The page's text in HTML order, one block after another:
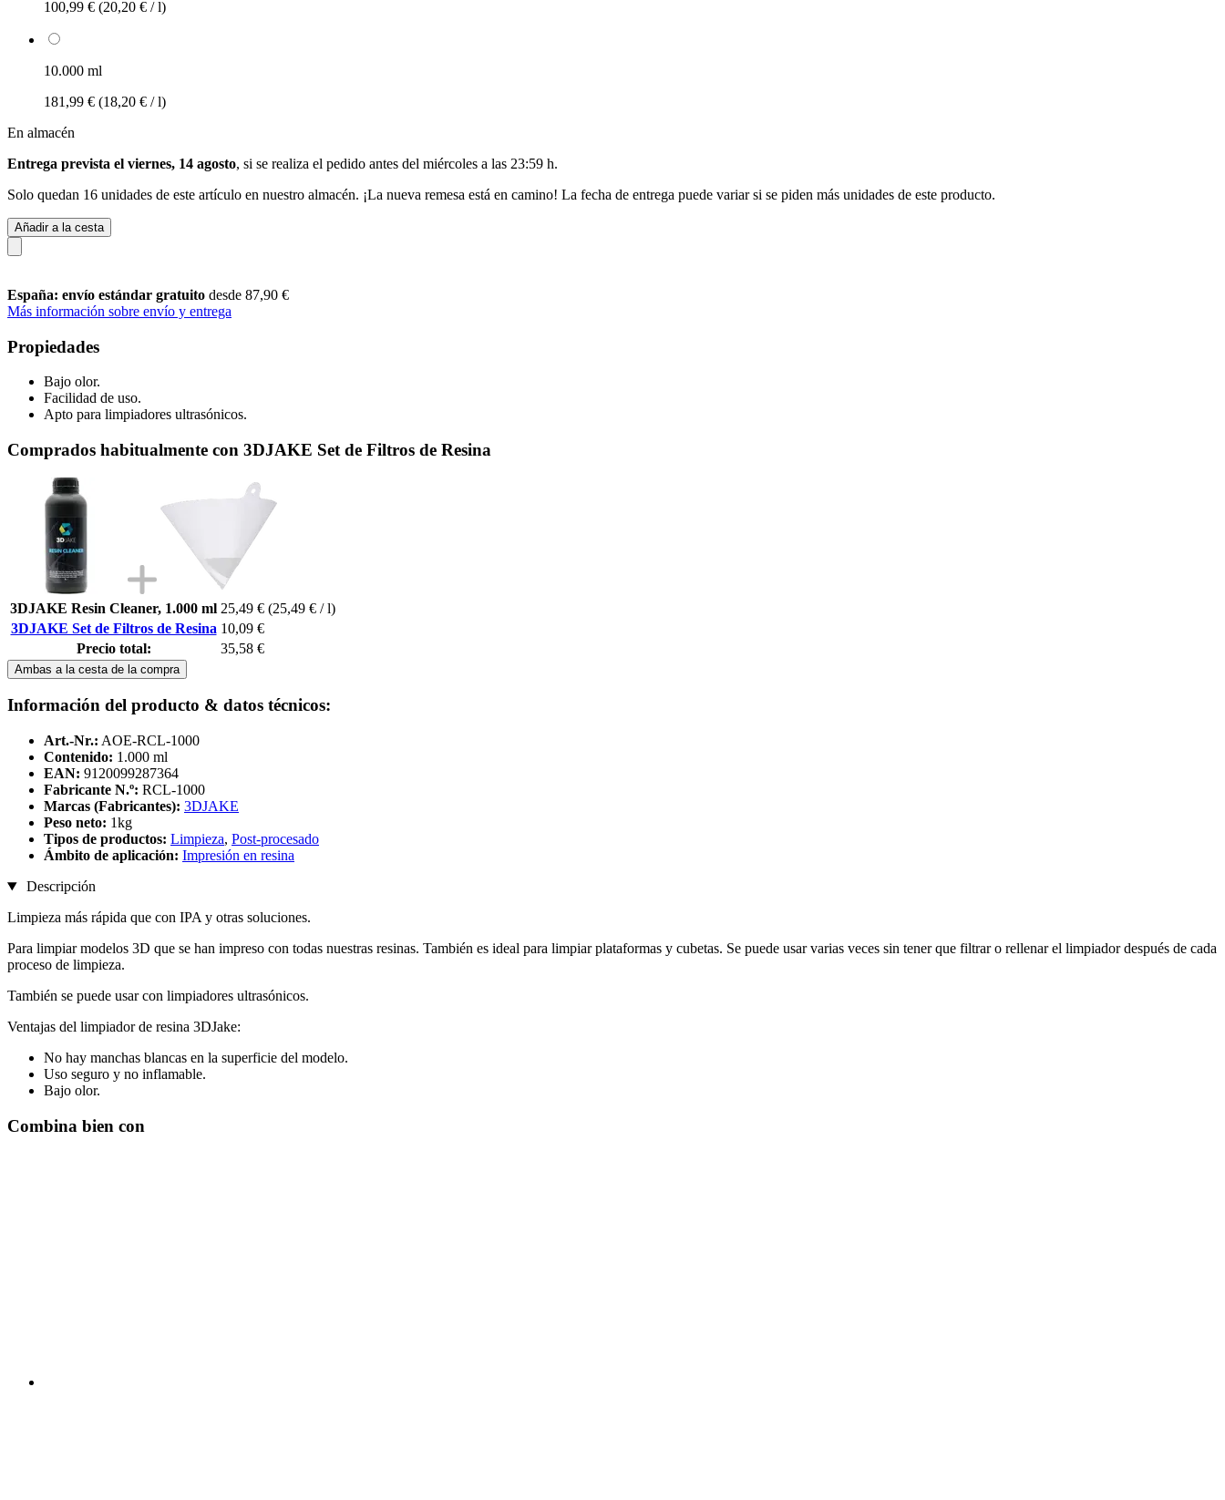
100,99 € (20,20 € / l)
10.000 ml
181,99 € (18,20 € / l)
En almacén
Entrega prevista el viernes, 14 agosto, si se realiza el pedido antes del miércoles a las 23:59 h.
Solo quedan 16 unidades de este artículo en nuestro almacén. ¡La nueva remesa está en camino! La fecha de entrega puede variar si se piden más unidades de este producto.
Añadir a la cesta
España: envío estándar gratuito desde 87,90 €
Más información sobre envío y entrega
Propiedades
Bajo olor.
Facilidad de uso.
Apto para limpiadores ultrasónicos.
Comprados habitualmente con 3DJAKE Set de Filtros de Resina
3DJAKE Resin Cleaner, 1.000 ml 25,49 € (25,49 € / l)
3DJAKE Set de Filtros de Resina 10,09 €
Precio total:
35,58 €
Ambas a la cesta de la compra
Información del producto & datos técnicos:
Art.-Nr.: AOE-RCL-1000
Contenido: 1.000 ml
EAN: 9120099287364
Fabricante N.º: RCL-1000
Marcas (Fabricantes): 3DJAKE
Peso neto: 1kg
Tipos de productos: Limpieza, Post-procesado
Ámbito de aplicación: Impresión en resina
Descripción
Limpieza más rápida que con IPA y otras soluciones.
Para limpiar modelos 3D que se han impreso con todas nuestras resinas. También es ideal para limpiar plataformas y cubetas. Se puede usar varias veces sin tener que filtrar o rellenar el limpiador después de cada
proceso de limpieza.
También se puede usar con limpiadores ultrasónicos.
Ventajas del limpiador de resina 3DJake:
No hay manchas blancas en la superficie del modelo.
Uso seguro y no inflamable.
Bajo olor.
Combina bien con